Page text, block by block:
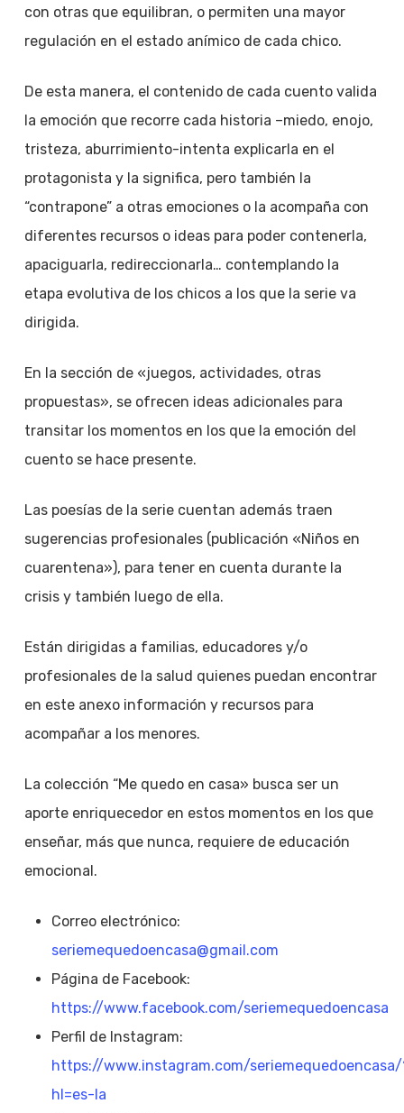
con otras que equilibran, o permiten una mayor
regulación en el estado anímico de cada chico.
De esta manera, el contenido de cada cuento valida
la emoción que recorre cada historia –miedo, enojo,
tristeza, aburrimiento-intenta explicarla en el
protagonista y la significa, pero también la
“contrapone” a otras emociones o la acompaña con
diferentes recursos o ideas para poder contenerla,
apaciguarla, redireccionarla… contemplando la
etapa evolutiva de los chicos a los que la serie va
dirigida.
En la sección de «juegos, actividades, otras
propuestas», se ofrecen ideas adicionales para
transitar los momentos en los que la emoción del
cuento se hace presente.
Las poesías de la serie cuentan además traen
sugerencias profesionales (publicación «Niños en
cuarentena»), para tener en cuenta durante la
crisis y también luego de ella.
Están dirigidas a familias, educadores y/o
profesionales de la salud quienes puedan encontrar
en este anexo información y recursos para
acompañar a los menores.
La colección “Me quedo en casa» busca ser un
aporte enriquecedor en estos momentos en los que
enseñar, más que nunca, requiere de educación
emocional.
Correo electrónico:
seriemequedoencasa@gmail.com
Página de Facebook:
https://www.facebook.com/seriemequedoencasa
Perfil de Instagram:
https://www.instagram.com/
hl=es-la